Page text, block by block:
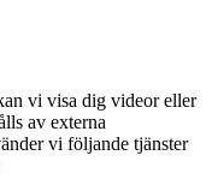
vi visa dig videor eller
av externa
vi följande tjänster